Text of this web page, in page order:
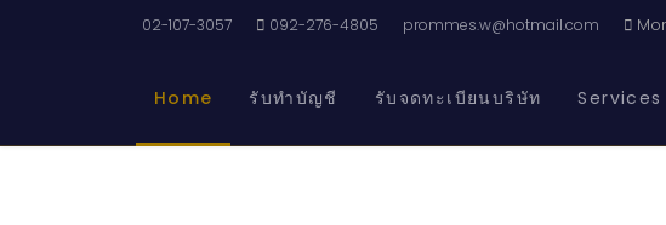
02-107-3057 092-276-4805 prommes.w@hotmail.com
Home รับทำบัญชี รับจดทะเบียนบริษัท Services